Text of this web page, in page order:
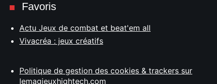
Favoris
Actu Jeux de combat et beat'em all
Vivacréa : jeux créatifs
Politique de gestion des cookies & trackers sur
lemagjeuxhightech.com